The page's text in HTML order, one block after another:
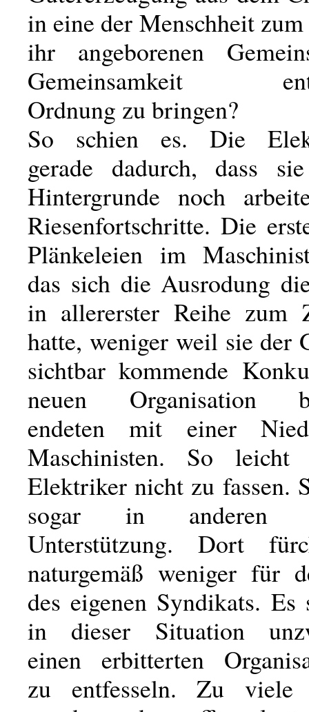
in eine der Menschheit
ihr angeborenen
Gemeinsamkeit
Ordnung zu bringen?
So schien es. Die
gerade dadurch, dass
Hintergrunde noch
Riesenfortschritte. Die
Plänkeleien im
das sich die Ausrodung
in allererster Reihe zum
hatte, weniger weil sie der
sichtbar kommende
neuen Organisation
endeten mit einer
Maschinisten. So
Elektriker nicht zu fassen.
sogar in anderen
Unterstützung. Dort
naturgemäß weniger für
des eigenen Syndikats. Es
in dieser Situation
einen erbitterten
zu entfesseln. Zu viele